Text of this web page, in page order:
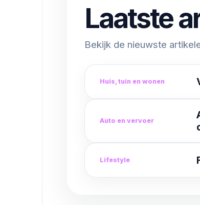
Laatste
Bekijk de nieuwste
Huis, tuin en wonen
Auto en vervoer
Lifestyle